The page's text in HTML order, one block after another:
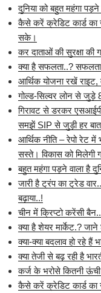
दुनिया को बहुत महंगा
कैसे करें क्रेडिट कार्ड का
सके।
कर दाताओं की सुरक्षा की
क्या है सफलता..?
आर्थिक योजना रखें राइट,
गोल्ड-सिल्वर लोन से जुड़े
गिरावट से डरकर
समझें SIP से जुड़ी हर
आर्थिक नीति – रेपो रेट
सस्ते। विकास को मिलेगी
बहुत महंगा पड़ने वाला है
जारी है ट्रंप का ट्रेड
बढ़ाया..!
चीन में क्रिप्टो करेंसी
क्या है शेयर मार्केट.? जाने
क्या-क्या बदलाव हो रहे हैं
क्या तेजी से बढ़ रही है
कर्ज के भरोसे कितनी
कैसे करें क्रेडिट कार्ड का